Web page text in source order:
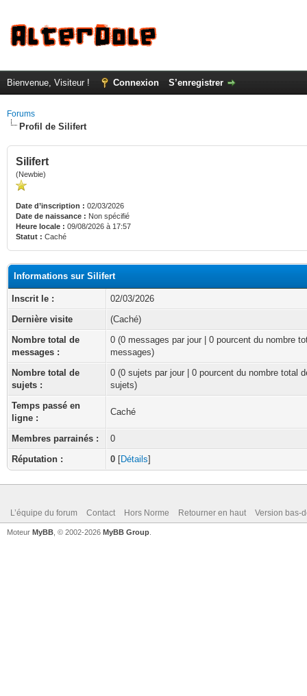
Bienvenue, Visiteur ! Connexion S’enregistrer
Forums
Profil de Silifert
Silifert
(Newbie)
Date d’inscription : 02/03/2026
Date de naissance : Non spécifié
Heure locale : 09/08/2026 à 17:57
Statut : Caché
Informations sur Silifert
Inscrit le :
02/03/2026
Dernière visite
(Caché)
Nombre total de
messages :
0 (0 messages par jour | 0 pourcent du nombre
messages)
Nombre total de
sujets :
0 (0 sujets par jour | 0 pourcent du nombre total
sujets)
Temps passé en
ligne :
Caché
Membres parrainés :
0
Réputation :
0 [Détails]
L’équipe du forum Contact Hors Norme Retourner en haut Version bas-
Moteur MyBB , © 2002-2026 MyBB Group